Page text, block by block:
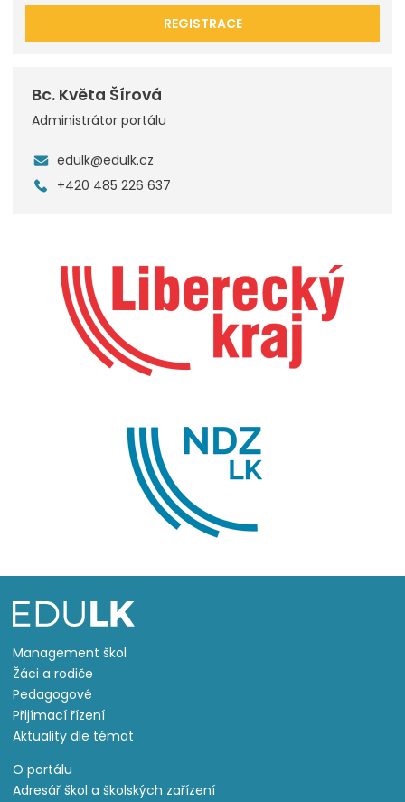
REGISTRACE
Bc. Květa Šírová
Administrátor portálu
edulk@edulk.cz
+420 485 226 637
Management škol
Žáci a rodiče
Pedagogové
Přijímací řízení
Aktuality dle témat
O portálu
Adresář škol a školských zařízení